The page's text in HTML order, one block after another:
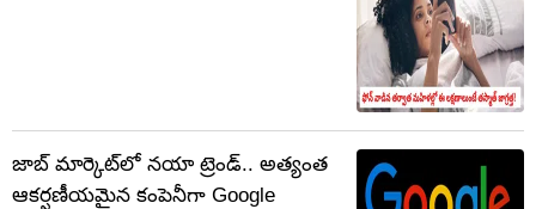
జాబ్ మార్కెట్‌లో నయా ట్రెండ్.. అత్యంత
ఆకర్షణీయమైన కంపెనీగా Google